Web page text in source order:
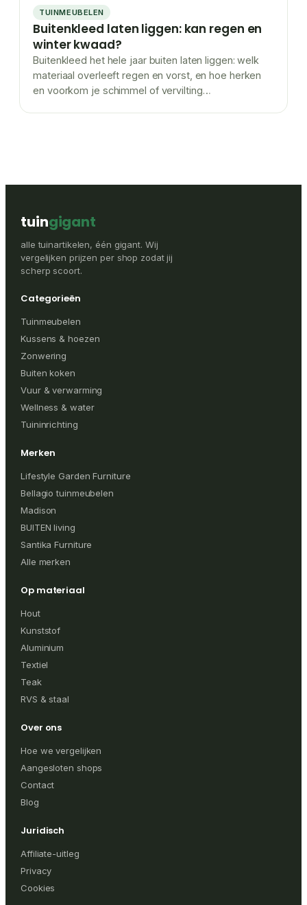
TUINMEUBELEN
Buitenkleed laten liggen: kan regen en
winter kwaad?
Buitenkleed het hele jaar buiten laten liggen: welk
materiaal overleeft regen en vorst, en hoe herken
en voorkom je schimmel of vervilting…
tuingigant
alle tuinartikelen, één gigant. Wij
vergelijken prijzen per shop zodat jij
scherp scoort.
Categorieën
Tuinmeubelen
Kussens & hoezen
Zonwering
Buiten koken
Vuur & verwarming
Wellness & water
Tuininrichting
Merken
Lifestyle Garden Furniture
Bellagio tuinmeubelen
Madison
BUITEN living
Santika Furniture
Alle merken
Op materiaal
Hout
Kunststof
Aluminium
Textiel
Teak
RVS & staal
Over ons
Hoe we vergelijken
Aangesloten shops
Contact
Blog
Juridisch
Affiliate-uitleg
Privacy
Cookies